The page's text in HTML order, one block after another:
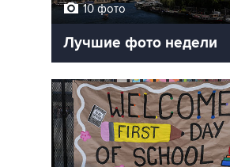
10 фото
Лучшие фото недели